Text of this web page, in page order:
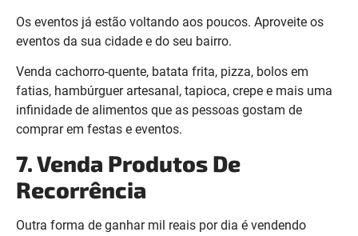
Os eventos já estão voltando aos poucos. Aproveite os
eventos da sua cidade e do seu bairro.
Venda cachorro-quente, batata frita, pizza, bolos em
fatias, hambúrguer artesanal, tapioca, crepe e mais uma
infinidade de alimentos que as pessoas gostam de
comprar em festas e eventos.
7. Venda Produtos De
Recorrência
Outra forma de ganhar mil reais por dia é vendendo